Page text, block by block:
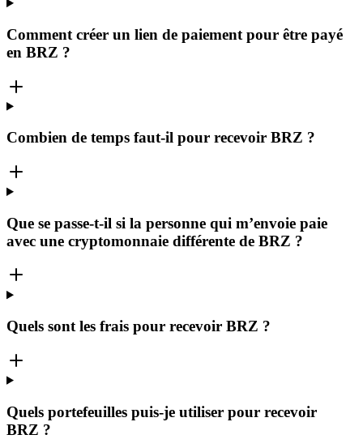
Comment créer un lien de paiement pour être payé
en BRZ ?
Combien de temps faut-il pour recevoir BRZ ?
Que se passe-t-il si la personne qui m’envoie paie
avec une cryptomonnaie différente de BRZ ?
Quels sont les frais pour recevoir BRZ ?
Quels portefeuilles puis-je utiliser pour recevoir
BRZ ?